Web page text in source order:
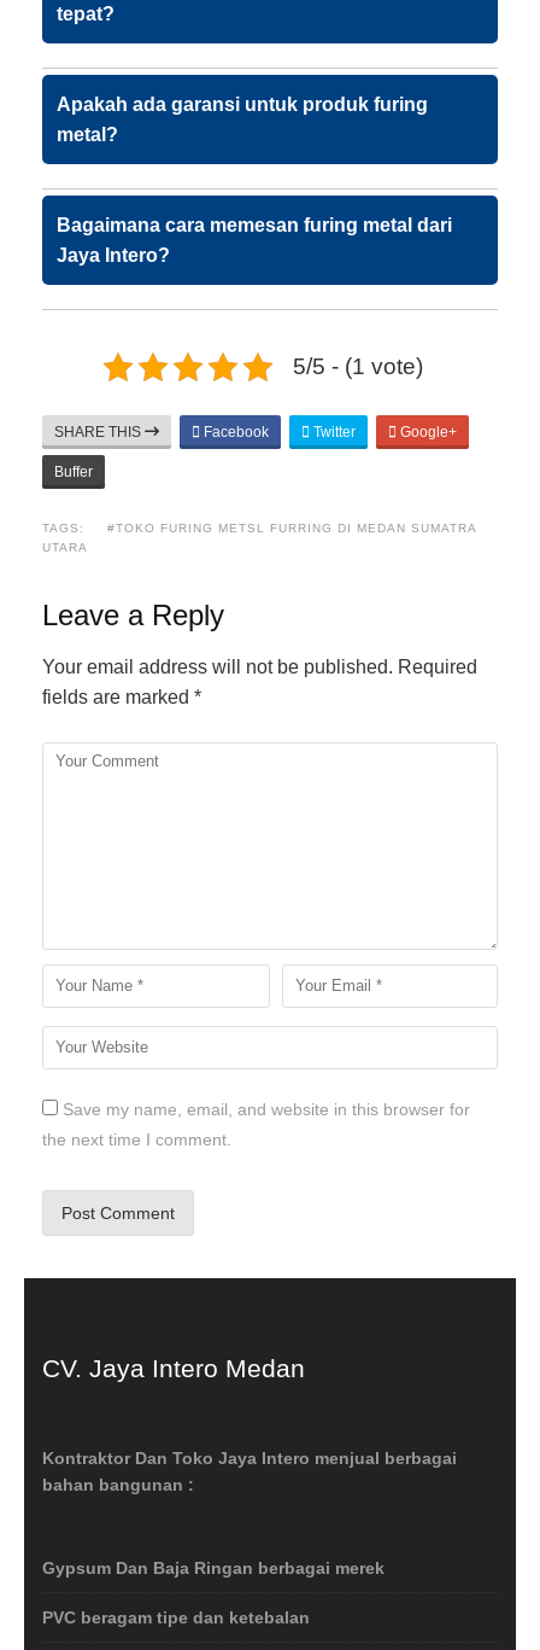
tepat?
Apakah ada garansi untuk produk furing
metal?
Bagaimana cara memesan furing metal dari
Jaya Intero?
5/5 - (1 vote)
SHARE THIS Facebook Twitter Google+
Buffer
TAGS:
#TOKO FURING METSL FURRING DI MEDAN SUMATRA
UTARA
Leave a Reply
Your email address will not be published. Required
fields are marked *
Save my name, email, and website in this browser for
the next time I comment.
CV. Jaya Intero Medan
Kontraktor Dan Toko Jaya Intero menjual berbagai
bahan bangunan :
Gypsum Dan Baja Ringan berbagai merek
PVC beragam tipe dan ketebalan